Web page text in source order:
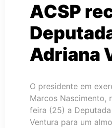
ACSP
Adriana
O presidente em
Marcos Nascimento,
feira (25) a
Ventura para um